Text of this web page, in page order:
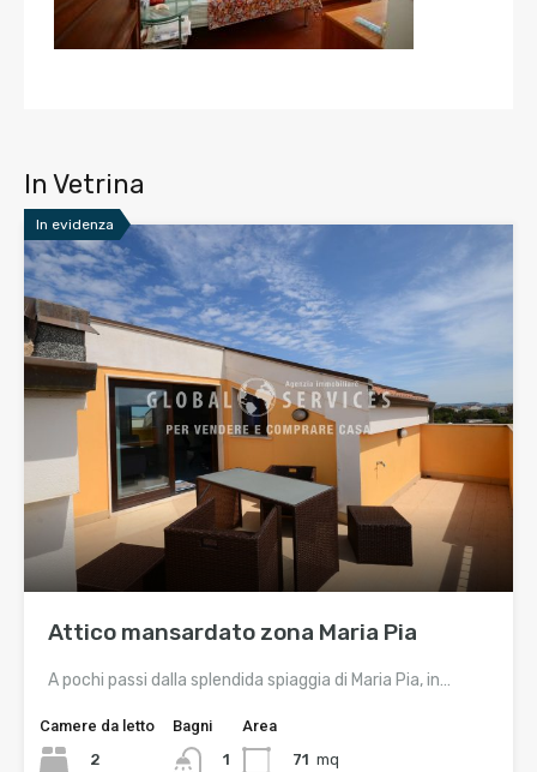
In Vetrina
In evidenza
Attico mansardato zona Maria Pia
A pochi passi dalla splendida spiaggia di Maria Pia, in…
Camere da letto
2
Bagni
1
Area
71 mq